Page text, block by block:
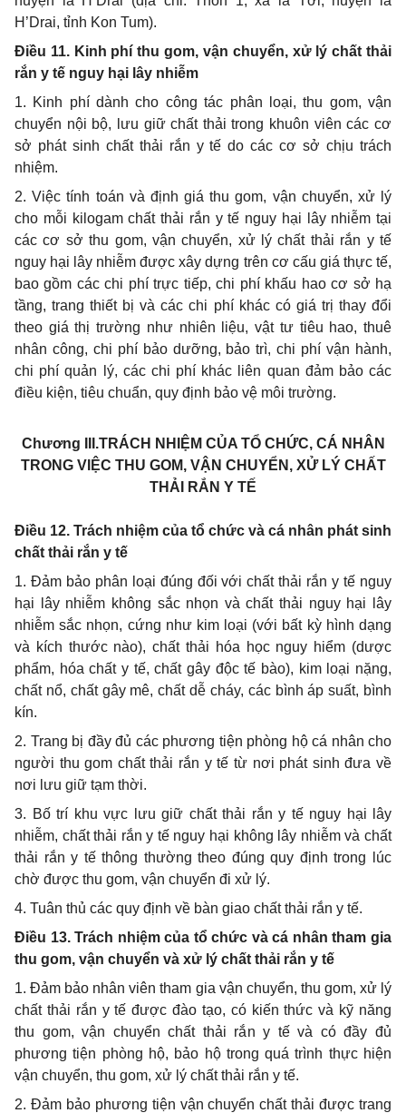
H’Drai, tỉnh Kon Tum).
Điều 11. Kinh phí thu gom, vận chuyển, xử lý chất thải
rắn y tế nguy hại lây nhiễm
1. Kinh phí dành cho công tác phân loại, thu gom, vận
chuyển nội bộ,
lưu giữ chất thải trong khuôn viên các cơ
sở phát sinh chất thải rắn y tế do các cơ sở chịu trách
nhiệm.
2. Việc tính toán và định giá thu gom, vận chuyển, xử lý
cho mỗi kilogam chất thải rắn y tế nguy hại lây nhiễm tại
các cơ sở thu gom, vận chuyển, xử lý chất thải rắn y tế
nguy hại lây nhiễm được xây dựng trên cơ cấu giá thực tế,
bao gồm các chi phí trực tiếp, chi phí khấu hao cơ sở hạ
tầng, trang thiết bị và các chi phí khác có giá trị thay đổi
theo giá thị trường như nhiên liệu, vật tư tiêu hao, thuê
nhân công, chi phí bảo dưỡng, bảo trì, chi phí vận hành,
chi phí quản lý, các chi phí khác liên quan đảm bảo các
điều kiện, tiêu chuẩn, quy định bảo vệ môi trường.
Chương III.TRÁCH NHIỆM CỦA TỔ CHỨC, CÁ NHÂN
TRONG VIỆC THU GOM, VẬN CHUYỂN, XỬ LÝ CHẤT
THẢI RẮN Y TẾ
Điều 12. Trách nhiệm của tổ chức và cá nhân phát sinh
chất thải rắn y tế
1. Đảm bảo phân loại đúng đối với chất thải rắn y tế nguy
hại lây nhiễm không sắc nhọn và chất thải nguy hại lây
nhiễm sắc nhọn, cứng như kim loại (với bất kỳ hình dạng
và kích thước nào), chất thải hóa học nguy hiểm (dược
phẩm, hóa chất y tế, chất gây độc tế bào), kim loại nặng,
chất nổ, chất gây mê, chất dễ cháy, các bình áp suất, bình
kín.
2. Trang bị đầy đủ các phương tiện phòng hộ cá nhân cho
người thu gom chất thải rắn y tế từ nơi phát sinh đưa về
nơi lưu giữ tạm thời.
3. Bố trí khu vực lưu giữ chất thải rắn y tế nguy hại lây
nhiễm, chất thải rắn y tế nguy hại không lây nhiễm và chất
thải rắn y tế thông thường theo đúng quy định trong lúc
chờ được thu gom, vận chuyển đi xử lý.
4. Tuân thủ các quy định về bàn giao chất thải rắn y tế.
Điều 13. Trách nhiệm của tổ chức và cá nhân tham gia
thu gom, vận chuyển và xử lý chất thải rắn y tế
1. Đảm bảo nhân viên tham gia vận chuyển, thu gom, xử lý
chất thải rắn y tế được đào tạo, có kiến thức và kỹ năng
thu gom, vận chuyển chất thải rắn y tế và có đầy đủ
phương tiện phòng hộ, bảo hộ trong quá trình thực hiện
vận chuyển, thu gom, xử lý chất thải rắn y tế.
2. Đảm bảo phương tiện vận chuyển chất thải được trang